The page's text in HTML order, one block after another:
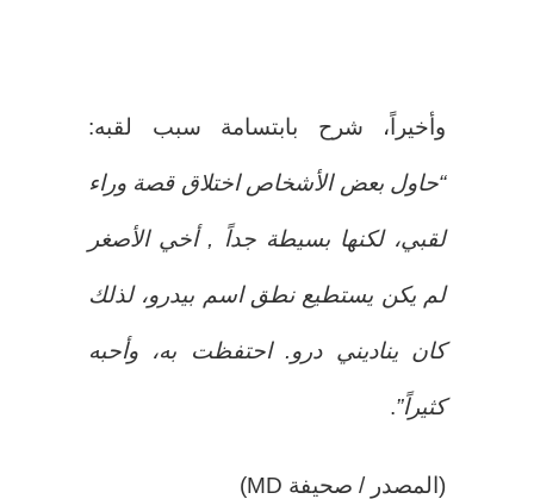
وأخيراً، شرح بابتسامة سبب لقبه:
“حاول بعض الأشخاص اختلاق قصة وراء
لقبي، لكنها بسيطة جداً , أخي الأصغر
لم يكن يستطيع نطق اسم بيدرو، لذلك
كان يناديني درو. احتفظت به، وأحبه
كثيراً”.
(المصدر / صحيفة MD)